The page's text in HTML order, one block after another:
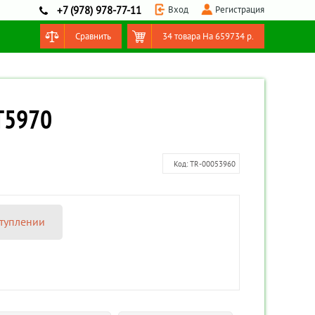
+7 (978) 978-77-11 Вход Регистрация
Сравнить 34 товара На659734 р.
Код: TR-00053960